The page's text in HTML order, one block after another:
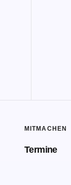
MITMACHEN
Termine